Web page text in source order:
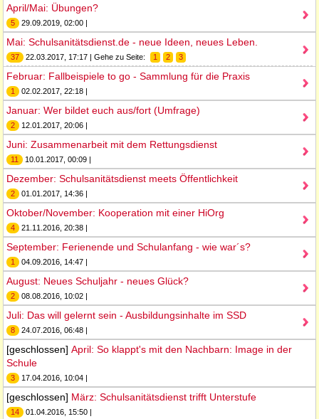
April/Mai: Übungen?
5 29.09.2019, 02:00 |
Mai: Schulsanitätsdienst.de - neue Ideen, neues Leben.
37 22.03.2017, 17:17 | Gehe zu Seite: 1 2 3
Februar: Fallbeispiele to go - Sammlung für die Praxis
1 02.02.2017, 22:18 |
Januar: Wer bildet euch aus/fort (Umfrage)
2 12.01.2017, 20:06 |
Juni: Zusammenarbeit mit dem Rettungsdienst
11 10.01.2017, 00:09 |
Dezember: Schulsanitätsdienst meets Öffentlichkeit
2 01.01.2017, 14:36 |
Oktober/November: Kooperation mit einer HiOrg
4 21.11.2016, 20:38 |
September: Ferienende und Schulanfang - wie war´s?
1 04.09.2016, 14:47 |
August: Neues Schuljahr - neues Glück?
2 08.08.2016, 10:02 |
Juli: Das will gelernt sein - Ausbildungsinhalte im SSD
8 24.07.2016, 06:48 |
[geschlossen] April: So klappt's mit den Nachbarn: Image in der
Schule
3 17.04.2016, 10:04 |
[geschlossen] März: Schulsanitätsdienst trifft Unterstufe
14 01.04.2016, 15:50 |